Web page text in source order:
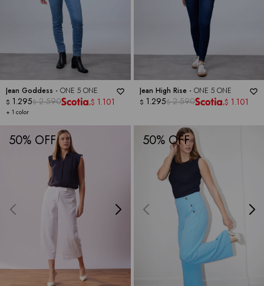
Jean Goddess - ONE 5 ONE
+ 1 color
$ 1.295$ 2.590 $ 1.101
Jean High Rise - ONE 5 ONE
$ 1.295$ 2.590 $ 1.101
50 50